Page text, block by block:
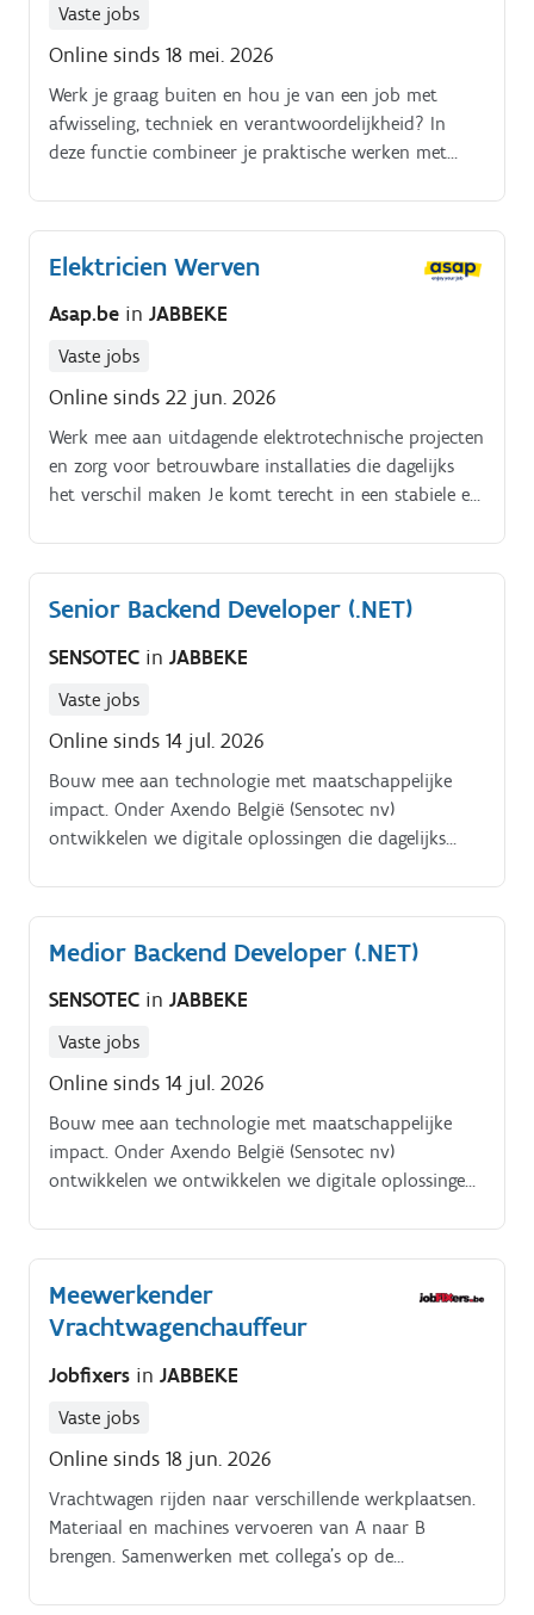
Vaste jobs
Online sinds 18 mei. 2026
Werk je graag buiten en hou je van een job met
afwisseling, techniek en verantwoordelijkheid? In
deze functie combineer je praktische werken met
en moderne openbare verlichting.
Elektricien Werven
Asap.be in JABBEKE
Vaste jobs
Online sinds 22 jun. 2026
Werk mee aan uitdagende elektrotechnische projecten
en zorg voor betrouwbare installaties die dagelijks
het verschil maken Je komt terecht in een stabiele en
met een ervaren team realiseer je projecten met
zichtbare impact, waarbij kwaliteit, veiligheid en
mee aan de installatie, aansluiting en opstart van
diverse elektrische systemen.
Senior Backend Developer (.NET)
SENSOTEC in JABBEKE
Vaste jobs
Online sinds 14 jul. 2026
Bouw mee aan technologie met maatschappelijke
impact. Onder Axendo België (Sensotec nv)
ontwikkelen we digitale oplossingen die dagelijks
zorgorganisaties en maatschappelijke instellingen in
binnen en buitenland.
Medior Backend Developer (.NET)
SENSOTEC in JABBEKE
Vaste jobs
Online sinds 14 jul. 2026
Bouw mee aan technologie met maatschappelijke
impact. Onder Axendo België (Sensotec nv)
ontwikkelen we ontwikkelen we digitale oplossingen
instellingen in binnen en buitenland.
Meewerkender
Vrachtwagenchauffeur
Jobfixers in JABBEKE
Vaste jobs
Online sinds 18 jun. 2026
Vrachtwagen rijden naar verschillende werkplaatsen.
Materiaal en machines vervoeren van A naar B
brengen. Samenwerken met collega's op de